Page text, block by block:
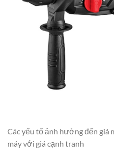
Các yếu tố ảnh hưởng đến giá
máy với giá cạnh tranh